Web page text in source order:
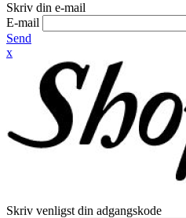
Skriv din e-mail
E-mail
Send
x
Skriv venligst din adgangskode